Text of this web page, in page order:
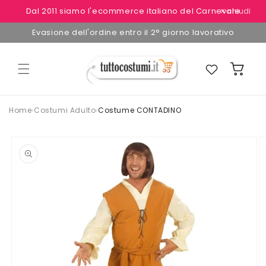
direttamente
ai contenuti
Dal 2011 siamo l'ecommerce italiano del Carnevale
✕ chiudi
Evasione dell'ordine entro il 2° giorno lavorativo
Preferiti Carrello
Home›Costumi Adulto›Costume CONTADINO